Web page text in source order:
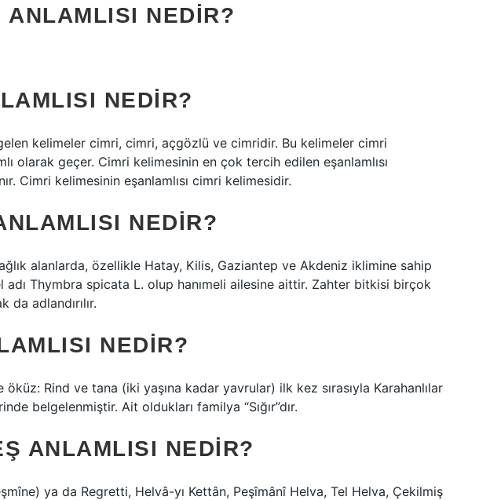
ANLAMLISI NEDIR?
NEDIR?
kelimeler cimri, cimri, açgözlü ve cimridir. Bu kelimeler cimri
olarak geçer. Cimri kelimesinin en çok tercih edilen eşanlamlısı
Cimri kelimesinin eşanlamlısı cimri kelimesidir.
NEDIR?
alanlarda, özellikle Hatay, Kilis, Gaziantep ve Akdeniz iklimine sahip
adı Thymbra spicata L. olup hanımeli ailesine aittir. Zahter bitkisi birçok
da adlandırılır.
NEDIR?
öküz: Rind ve tana (iki yaşına kadar yavrular) ilk kez sırasıyla Karahanlılar
belgelenmiştir. Ait oldukları familya “Sığır”dır.
ANLAMLISI NEDIR?
ya da Regretti, Helvâ-yı Kettân, Peşîmânî Helva, Tel Helva, Çekilmiş